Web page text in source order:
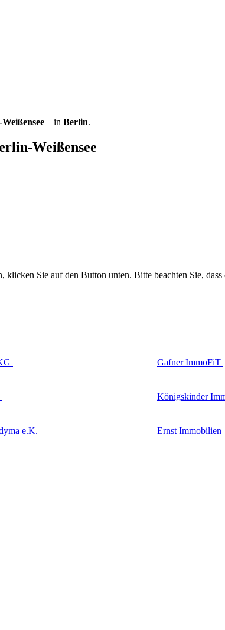
– in Berlin.
Weißensee
Sie auf den Button unten. Bitte beachten Sie,
Gafner ImmoFiT
Königskinder
e.K. Ernst Immobilien